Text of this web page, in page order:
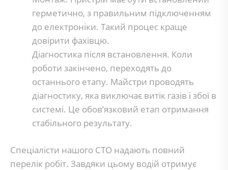
герметично, з правильним підключенням
до електроніки. Такий процес краще
довірити фахівцю.
Діагностика після встановлення. Коли
роботи закінчено, переходять до
останнього етапу. Майстри проводять
діагностику, яка виключає витік газів і збої в
системі. Це обов’язковий етап отримання
стабільного результату.
Спеціалісти нашого СТО надають повний
перелік робіт. Завдяки цьому водій отримує